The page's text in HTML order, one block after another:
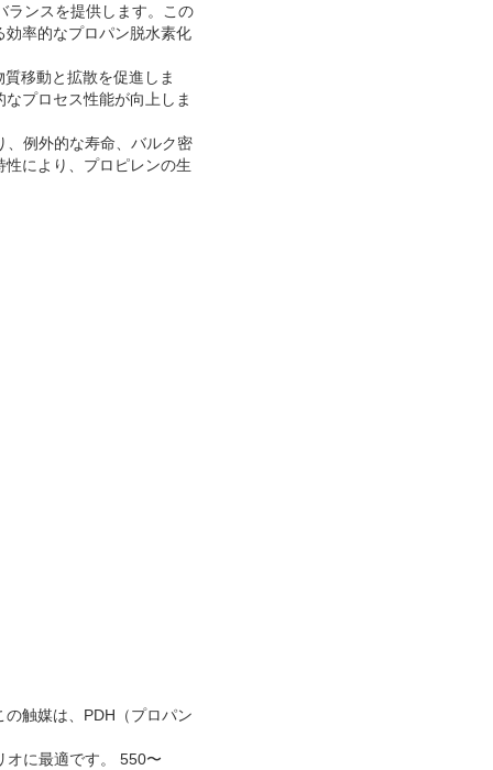
ランスを提供します。この
率的なプロパン脱水素化
移動と拡散を促進しま
プロセス性能が向上しま
、例外的な寿命、バルク密
により、プロピレンの生
触媒は、PDH（プロパン
オに最適です。 550〜